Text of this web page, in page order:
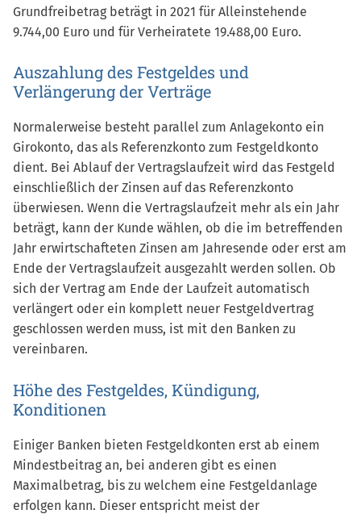
Grundfreibetrag beträgt in 2021 für Alleinstehende
9.744,00 Euro und für Verheiratete 19.488,00 Euro.
Auszahlung des Festgeldes und
Verlängerung der Verträge
Normalerweise besteht parallel zum Anlagekonto ein
Girokonto, das als Referenzkonto zum Festgeldkonto
dient. Bei Ablauf der Vertragslaufzeit wird das Festgeld
einschließlich der Zinsen auf das Referenzkonto
überwiesen. Wenn die Vertragslaufzeit mehr als ein Jahr
beträgt, kann der Kunde wählen, ob die im betreffenden
Jahr erwirtschafteten Zinsen am Jahresende oder erst am
Ende der Vertragslaufzeit ausgezahlt werden sollen. Ob
sich der Vertrag am Ende der Laufzeit automatisch
verlängert oder ein komplett neuer Festgeldvertrag
geschlossen werden muss, ist mit den Banken zu
vereinbaren.
Höhe des Festgeldes, Kündigung,
Konditionen
Einiger Banken bieten Festgeldkonten erst ab einem
Mindestbeitrag an, bei anderen gibt es einen
Maximalbetrag, bis zu welchem eine Festgeldanlage
erfolgen kann. Dieser entspricht meist der